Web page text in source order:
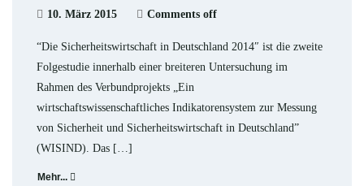
10. März 2015 Comments off
“Die Sicherheitswirtschaft in Deutschland 2014″ ist die zweite
Folgestudie innerhalb einer breiteren Untersuchung im
Rahmen des Verbundprojekts „Ein
wirtschaftswissenschaftliches Indikatorensystem zur Messung
von Sicherheit und Sicherheitswirtschaft in Deutschland”
(WISIND). Das […]
Mehr...